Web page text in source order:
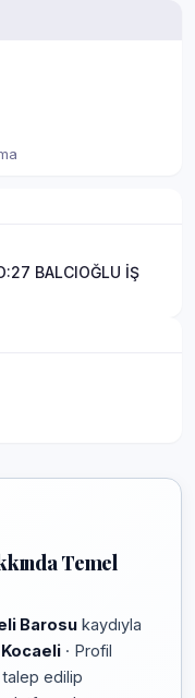
BALCIOĞLU İŞ
Temel
Barosu kaydıyla
Kocaeli · Profil
talep edilip